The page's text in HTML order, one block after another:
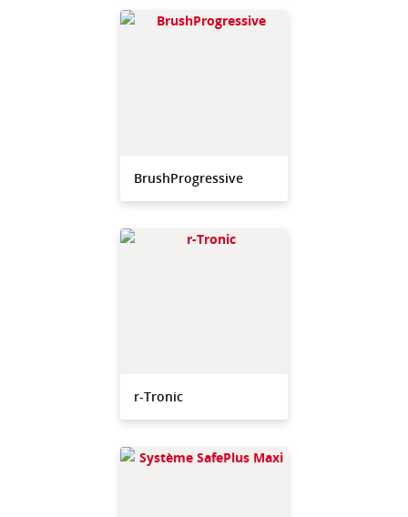
BrushProgressive
r-Tronic